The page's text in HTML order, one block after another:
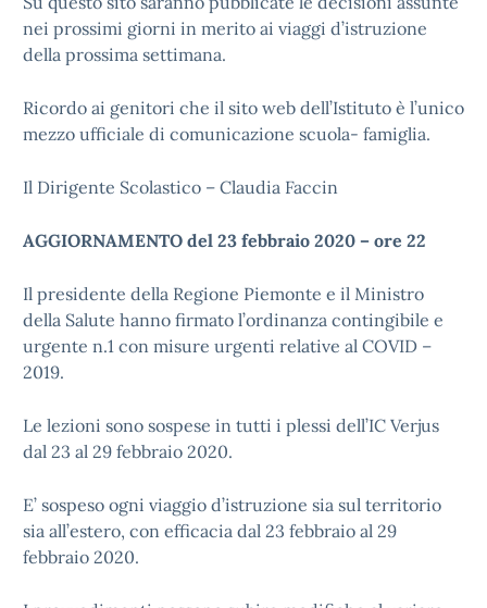
nei prossimi giorni in merito ai viaggi d’istruzione
della prossima settimana.
Ricordo ai genitori che il sito web dell’Istituto è l’unico
mezzo ufficiale di comunicazione scuola- famiglia.
Il Dirigente Scolastico – Claudia Faccin
AGGIORNAMENTO del 23 febbraio 2020 – ore 22
Il presidente della Regione Piemonte e il Ministro
della Salute hanno firmato l’ordinanza contingibile e
urgente n.1 con misure urgenti relative al COVID –
2019.
Le lezioni sono sospese in tutti i plessi dell’IC Verjus
dal 23 al 29 febbraio 2020.
E’ sospeso ogni viaggio d’istruzione sia sul territorio
sia all’estero, con efficacia dal 23 febbraio al 29
febbraio 2020.